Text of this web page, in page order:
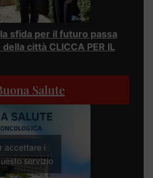
sfida per il futuro passa
città CLICCA PER IL
Salute
accettare i
servizio